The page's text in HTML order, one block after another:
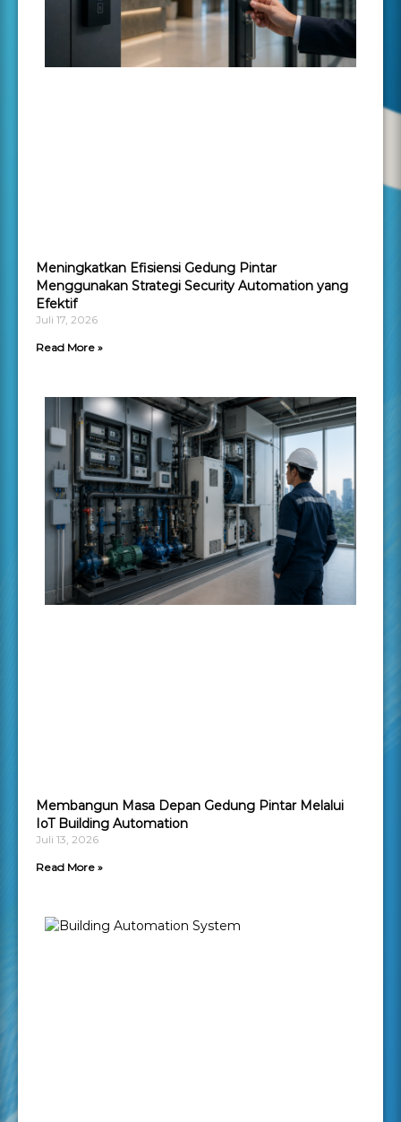
Meningkatkan Efisiensi Gedung Pintar
Menggunakan Strategi Security Automation yang
Efektif
Juli 17, 2026
Read More »
Membangun Masa Depan Gedung Pintar Melalui
IoT Building Automation
Juli 13, 2026
Read More »